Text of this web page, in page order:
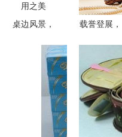
桌边风景，
创意水杯夹
的日用之美
载誉登展，
思乐得全新
亮相百货会
盛宴